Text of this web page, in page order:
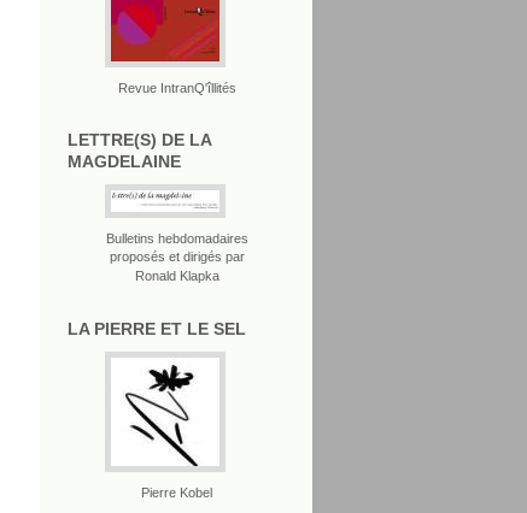
Revue IntranQ'îllités
LETTRE(S) DE LA
MAGDELAINE
Bulletins hebdomadaires
proposés et dirigés par
Ronald Klapka
LA PIERRE ET LE SEL
Pierre Kobel